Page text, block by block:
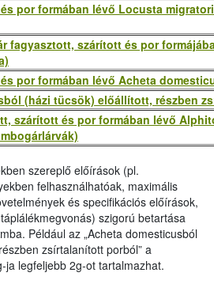
por formában lévő Locusta
fagyasztott, szárított és por
por formában lévő Acheta
(házi tücsök) előállított, részben
szárított és por formában lévő
szereplő előírások (pl.
felhasználhatóak, maximális
és specifikációs előírások,
szigorú betartása
Például az „Acheta domesticusból
zsírtalanított porból” a
ja legfeljebb 2g-ot tartalmazhat.